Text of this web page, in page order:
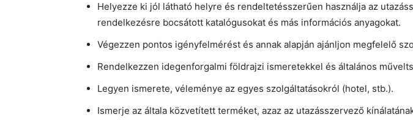
Helyezze ki jól látható helyre és rendeltetésszerűen használja az
rendelkezésre bocsátott katalógusokat és más információs anyagokat.
Végezzen pontos igényfelmérést és annak alapján ajánljon megfelelő
Rendelkezzen idegenforgalmi földrajzi ismeretekkel és általános
Legyen ismerete, véleménye az egyes szolgáltatásokról (hotel, stb.).
Ismerje az általa közvetített terméket, azaz az utazásszervező